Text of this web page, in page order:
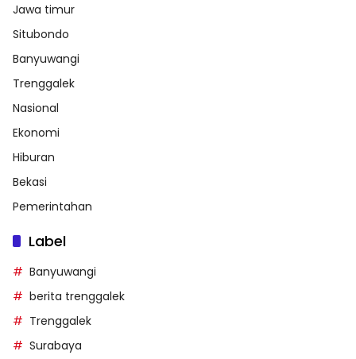
Jawa timur
Situbondo
Banyuwangi
Trenggalek
Nasional
Ekonomi
Hiburan
Bekasi
Pemerintahan
Label
Banyuwangi
berita trenggalek
Trenggalek
Surabaya